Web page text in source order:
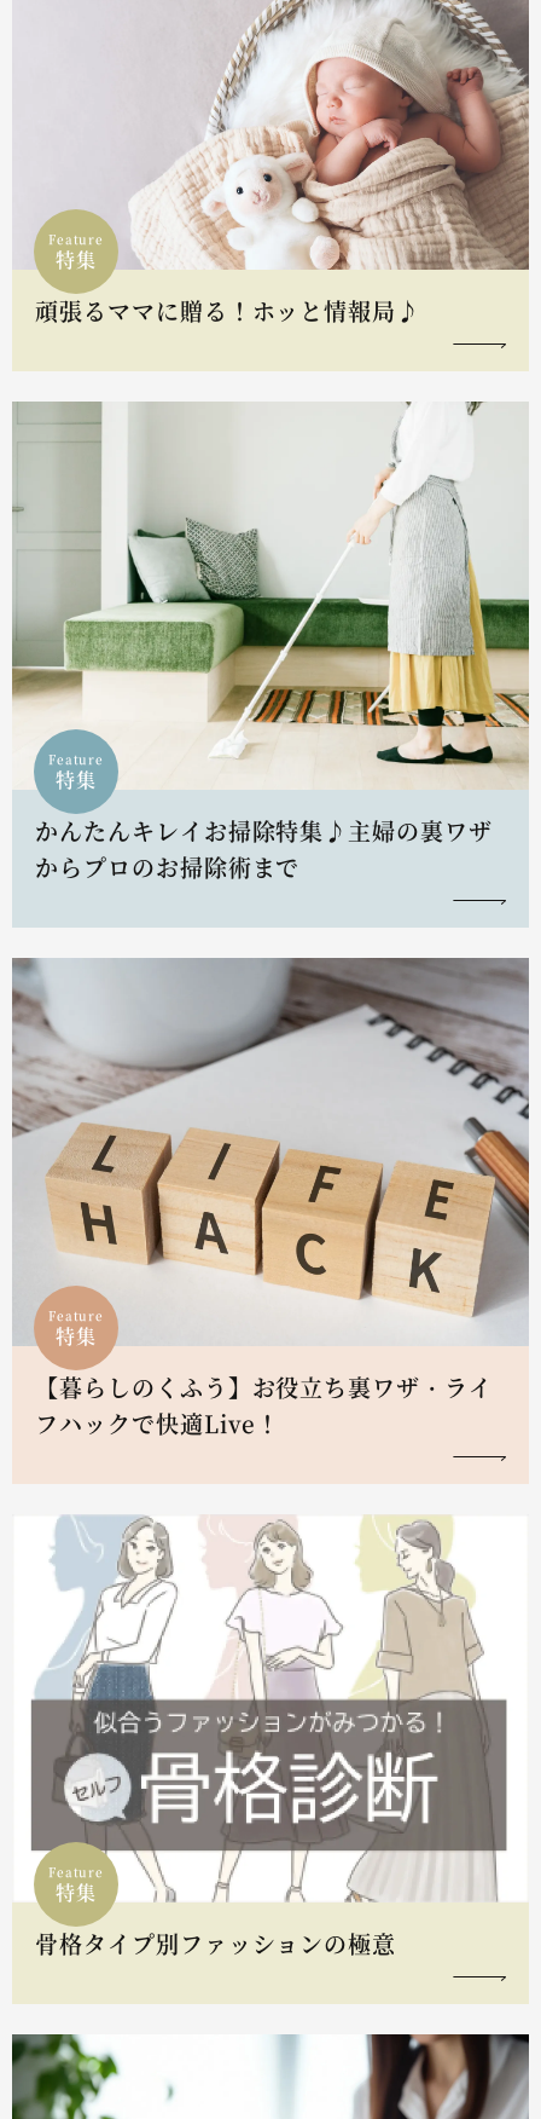
Feature
特集
頑張るママに贈る！ホッと情報局♪
Feature
特集
かんたんキレイお掃除特集♪主婦の裏ワザ
からプロのお掃除術まで
Feature
特集
【暮らしのくふう】お役立ち裏ワザ・ライ
フハックで快適Live！
Feature
特集
骨格タイプ別ファッションの極意